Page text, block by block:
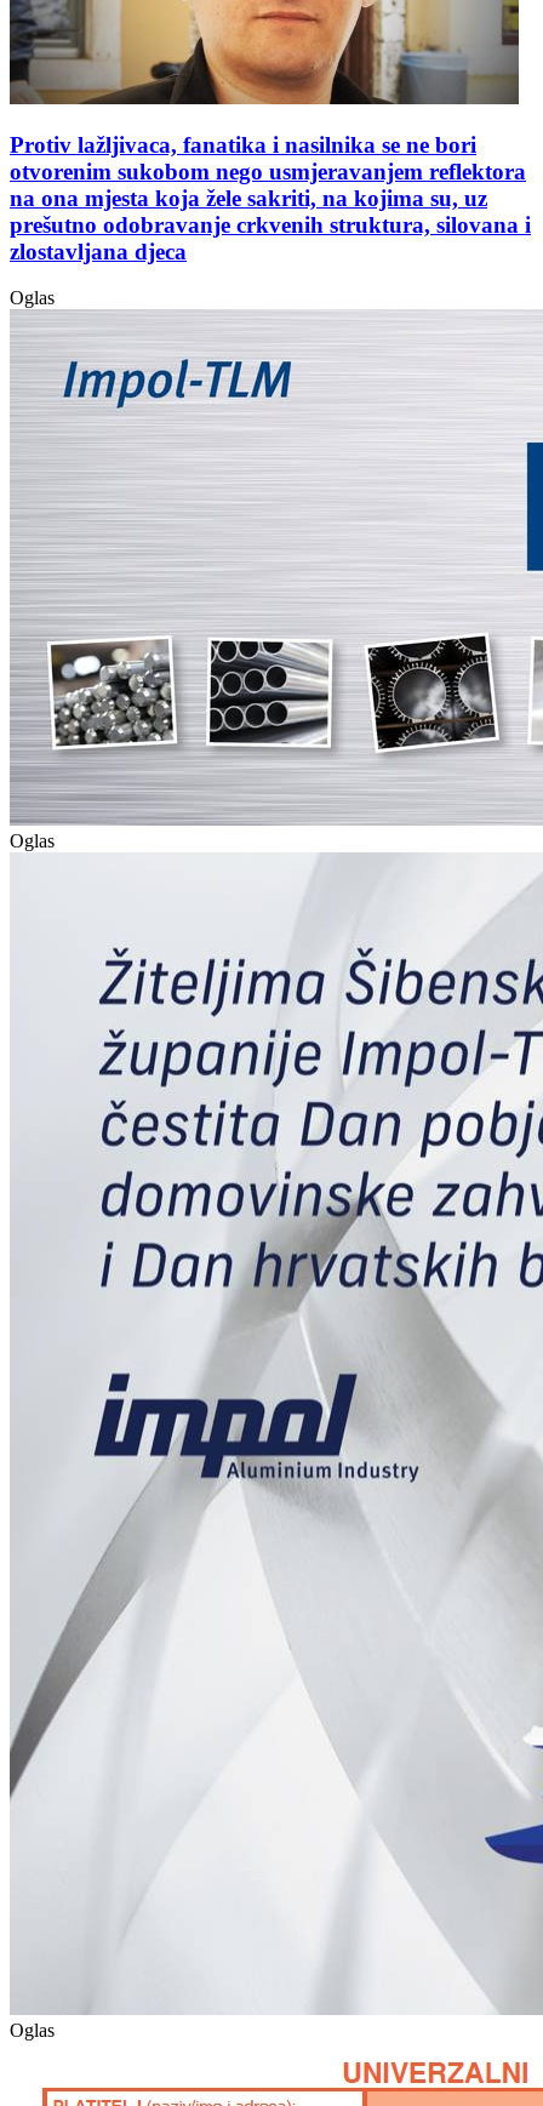
Protiv lažljivaca, fanatika i nasilnika se ne bori
otvorenim sukobom nego usmjeravanjem reflektora
na ona mjesta koja žele sakriti, na kojima su, uz
prešutno odobravanje crkvenih struktura, silovana i
zlostavljana djeca
Oglas
Oglas
Oglas